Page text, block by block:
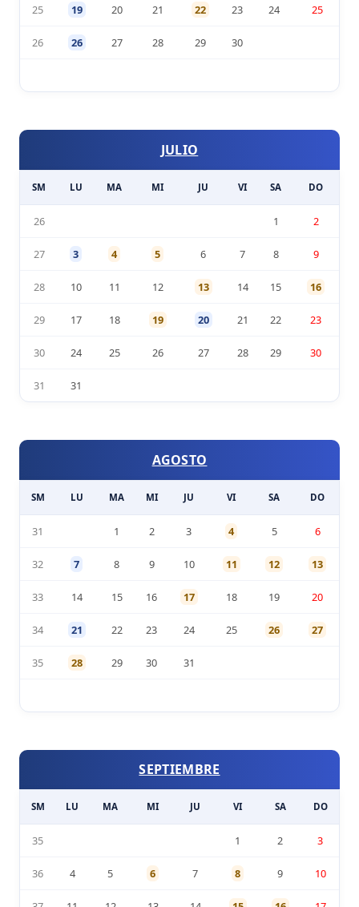
25 19 20 21 22 23 24 25
26 26 27 28 29 30
JULIO
SM LU MA MI JU VI SA DO
26 1 2
27 3 4 5 6 7 8 9
28 10 11 12 13 14 15 16
29 17 18 19 20 21 22 23
30 24 25 26 27 28 29 30
31 31
AGOSTO
SM LU MA MI JU VI SA DO
31 1 2 3 4 5 6
32 7 8 9 10 11 12 13
33 14 15 16 17 18 19 20
34 21 22 23 24 25 26 27
35 28 29 30 31
SEPTIEMBRE
SM LU MA MI JU VI SA DO
35 1 2 3
36 4 5 6 7 8 9 10